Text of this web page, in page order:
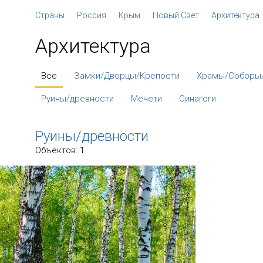
Страны Россия Крым Новый Свет Архитектура
Архитектура
Все Замки/Дворцы/Крепости Храмы/
Руины/древности Мечети Синагоги
Руины/древности
Объектов: 1